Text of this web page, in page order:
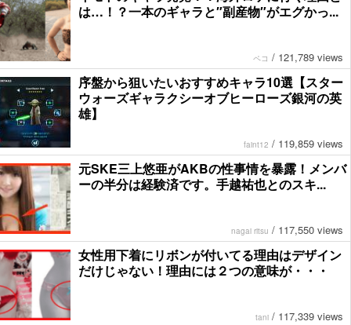
は…！？一本のギャラと″副産物″がエグかっ...
ペコ / 121,789 views
序盤から狙いたいおすすめキャラ10選【スター
ウォーズギャラクシーオブヒーローズ銀河の英
雄】
faint12 / 119,859 views
元SKE三上悠亜がAKBの性事情を暴露！メンバ
ーの半分は経験済です。手越祐也とのスキ...
nagai ritsu / 117,550 views
女性用下着にリボンが付いてる理由はデザイン
だけじゃない！理由には２つの意味が・・・
tani / 117,339 views